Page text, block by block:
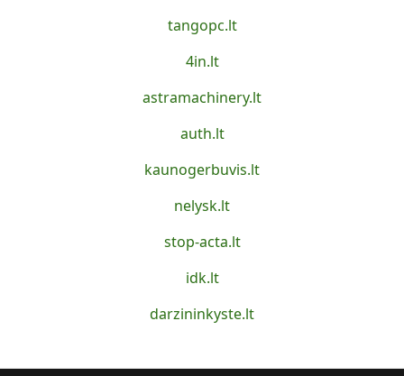
tangopc.lt
4in.lt
astramachinery.lt
auth.lt
kaunogerbuvis.lt
nelysk.lt
stop-acta.lt
idk.lt
darzininkyste.lt